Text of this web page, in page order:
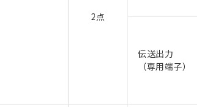
2点
伝送出力
（専用端子）